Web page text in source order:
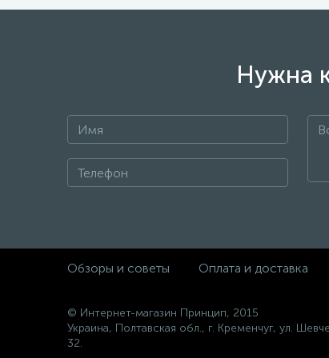
Нужна
Обзоры и советы Оплата и доставка
© Интернет-магазин Принцип, 2015
Украина, Полтавская обл., г. Кременчуг, ул.
32.